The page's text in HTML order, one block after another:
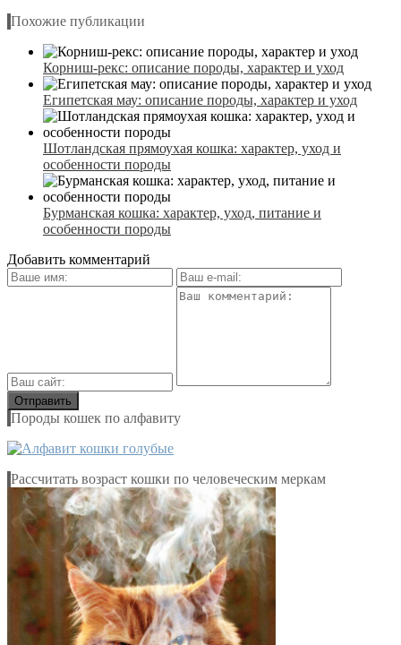
Похожие публикации
Корниш-рекс: описание породы, характер и уход
Египетская мау: описание породы, характер и уход
Шотландская прямоухая кошка: характер, уход и
особенности породы
Бурманская кошка: характер, уход, питание и
особенности породы
Добавить комментарий
Породы кошек по алфавиту
Рассчитать возраст кошки по человеческим меркам